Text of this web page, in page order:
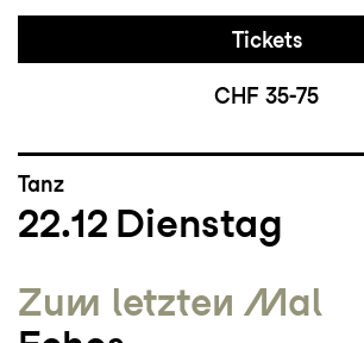
Tickets
CHF 35-75
Tanz
22.12 Dienstag
Zum letzten Mal